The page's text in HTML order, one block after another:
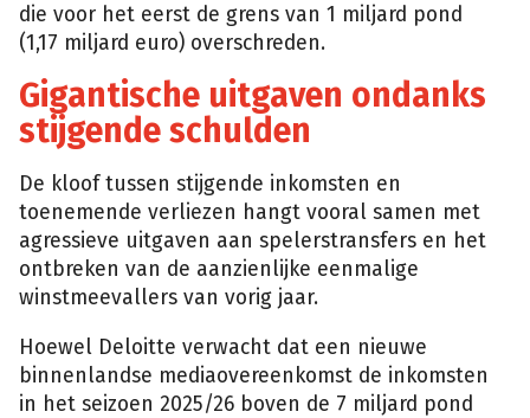
die voor het eerst de grens van 1 miljard pond
(1,17 miljard euro) overschreden.
Gigantische uitgaven ondanks
stijgende schulden
De kloof tussen stijgende inkomsten en
toenemende verliezen hangt vooral samen met
agressieve uitgaven aan spelerstransfers en het
ontbreken van de aanzienlijke eenmalige
winstmeevallers van vorig jaar.
Hoewel Deloitte verwacht dat een nieuwe
binnenlandse mediaovereenkomst de inkomsten
in het seizoen 2025/26 boven de 7 miljard pond